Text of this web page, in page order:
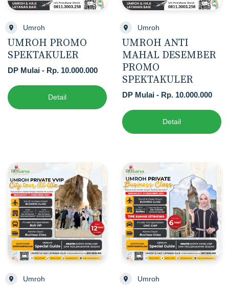
Umroh
UMROH PROMO
SPEKTAKULER
DP Mulai - Rp. 10.000.000
Detail
Umroh
UMROH ANTI
MAHAL DESEMBER
PROMO
SPEKTAKULER
DP Mulai - Rp. 10.000.000
Detail
Umroh Umroh